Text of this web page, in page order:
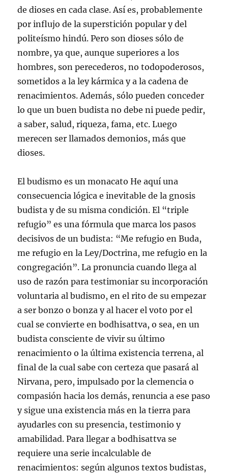
de dioses en cada clase. Así es, probablemente
por influjo de la superstición popular y del
politeísmo hindú. Pero son dioses sólo de
nombre, ya que, aunque superiores a los
hombres, son perecederos, no todopoderosos,
sometidos a la ley kármica y a la cadena de
renacimientos. Además, sólo pueden conceder
lo que un buen budista no debe ni puede pedir,
a saber, salud, riqueza, fama, etc. Luego
merecen ser llamados demonios, más que
dioses.
El budismo es un monacato He aquí una
consecuencia lógica e inevitable de la gnosis
budista y de su misma condición. El “triple
refugio” es una fórmula que marca los pasos
decisivos de un budista: “Me refugio en Buda,
me refugio en la Ley/Doctrina, me refugio en la
congregación”. La pronuncia cuando llega al
uso de razón para testimoniar su incorporación
voluntaria al budismo, en el rito de su empezar
a ser bonzo o bonza y al hacer el voto por el
cual se convierte en bodhisattva, o sea, en un
budista consciente de vivir su último
renacimiento o la última existencia terrena, al
final de la cual sabe con certeza que pasará al
Nirvana, pero, impulsado por la clemencia o
compasión hacia los demás, renuncia a ese paso
y sigue una existencia más en la tierra para
ayudarles con su presencia, testimonio y
amabilidad. Para llegar a bodhisattva se
requiere una serie incalculable de
renacimientos: según algunos textos budistas,